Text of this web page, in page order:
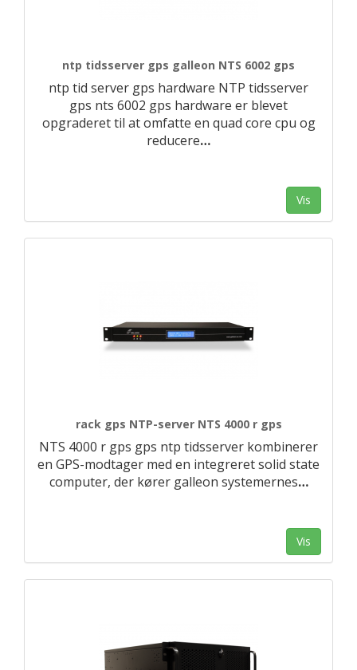
ntp tidsserver gps galleon NTS 6002 gps
ntp tid server gps hardware NTP tidsserver
gps nts 6002 gps hardware er blevet
opgraderet til at omfatte en quad core cpu og
reducere…
Vis
rack gps NTP-server NTS 4000 r gps
NTS 4000 r gps gps ntp tidsserver kombinerer
en GPS-modtager med en integreret solid state
computer, der kører galleon systemernes…
Vis